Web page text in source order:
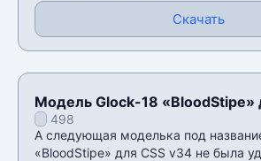
Скачать
Модель Glock-18 «BloodStipe»
498
А следующая моделька под
«BloodStipe» для CSS v34 не была